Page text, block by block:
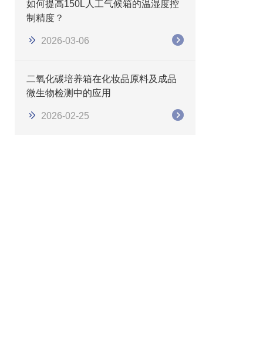
如何提高150L人工气候箱的温湿度控
制精度？
2026-03-06
二氧化碳培养箱在化妆品原料及成品
微生物检测中的应用
2026-02-25